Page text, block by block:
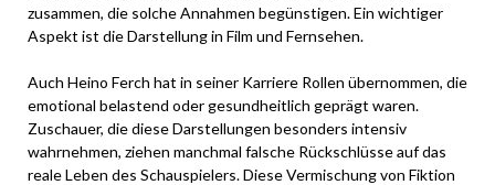
zusammen, die solche Annahmen begünstigen. Ein wichtiger
Aspekt ist die Darstellung in Film und Fernsehen.
Auch Heino Ferch hat in seiner Karriere Rollen übernommen, die
emotional belastend oder gesundheitlich geprägt waren.
Zuschauer, die diese Darstellungen besonders intensiv
wahrnehmen, ziehen manchmal falsche Rückschlüsse auf das
reale Leben des Schauspielers. Diese Vermischung von Fiktion